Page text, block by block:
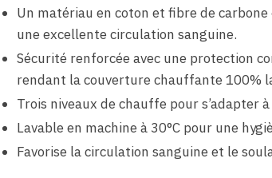
Un matériau en coton et fibre de
une excellente circulation sanguine.
Sécurité renforcée avec une protection
rendant la couverture chauffante 100%
Trois niveaux de chauffe pour s’adapter
Lavable en machine à 30°C pour une
Favorise la circulation sanguine et le